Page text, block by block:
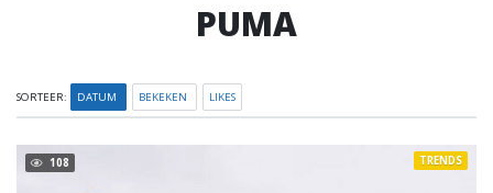
PUMA
SORTEER: DATUM BEKEKEN LIKES
108 TRENDS